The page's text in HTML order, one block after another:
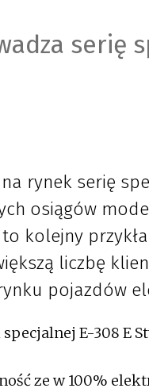
serię
na rynek serię
osiągów
kolejny
liczbę
pojazdów
E-308 E
ze w 100%